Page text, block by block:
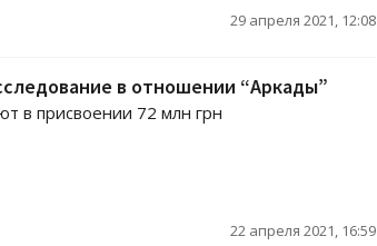
29 апреля 2021, 12:08
в отношении “Аркады”
в присвоении 72 млн грн
22 апреля 2021, 16:59